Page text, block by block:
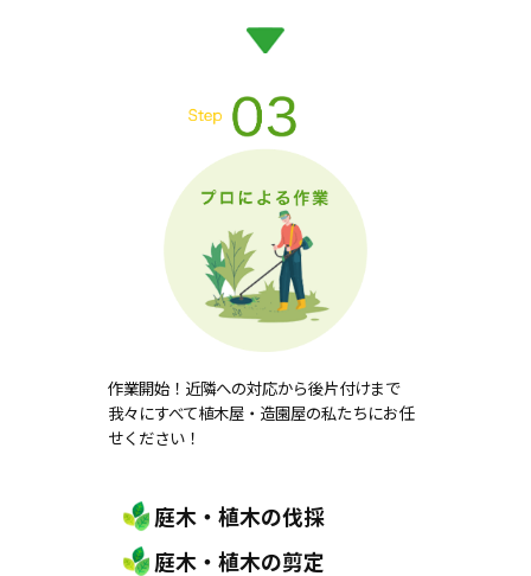
作業開始！近隣への対応から後片付けまで
我々にすべて植木屋・造園屋の私たちにお任
せください！
庭木・植木の伐採
庭木・植木の剪定